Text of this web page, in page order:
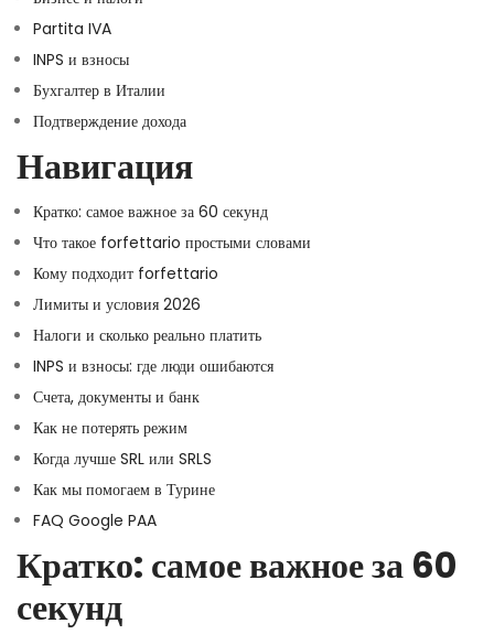
Partita IVA
INPS и взносы
Бухгалтер в Италии
Подтверждение дохода
Навигация
Кратко: самое важное за 60 секунд
Что такое forfettario простыми словами
Кому подходит forfettario
Лимиты и условия 2026
Налоги и сколько реально платить
INPS и взносы: где люди ошибаются
Счета, документы и банк
Как не потерять режим
Когда лучше SRL или SRLS
Как мы помогаем в Турине
FAQ Google PAA
Кратко: самое важное за 60
секунд